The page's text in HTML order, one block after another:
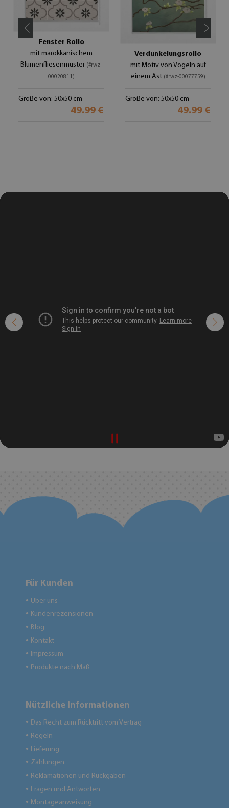
Fenster Rollo
mit marokkanischem
Blumenfliesenmuster (#rwz-
00020811)
Größe von: 50x50 cm
49.99 €
Verdunkelungsrollo
mit Motiv von Vögeln auf
einem Ast (#rwz-00077759)
Größe von: 50x50 cm
49.99 €
Für Kunden
● Über uns
● Kundenrezensionen
● Blog
● Kontakt
● Impressum
● Produkte nach Maß
Nützliche Informationen
● Das Recht zum Rücktritt vom Vertrag
● Regeln
● Lieferung
● Zahlungen
● Reklamationen und Rückgaben
● Fragen und Antworten
● Montageanweisung